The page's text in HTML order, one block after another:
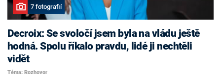
7 fotografií
Decroix: Se svoločí jsem byla na vládu ještě
hodná. Spolu říkalo pravdu, lidé ji nechtěli
vidět
Téma: Rozhovor